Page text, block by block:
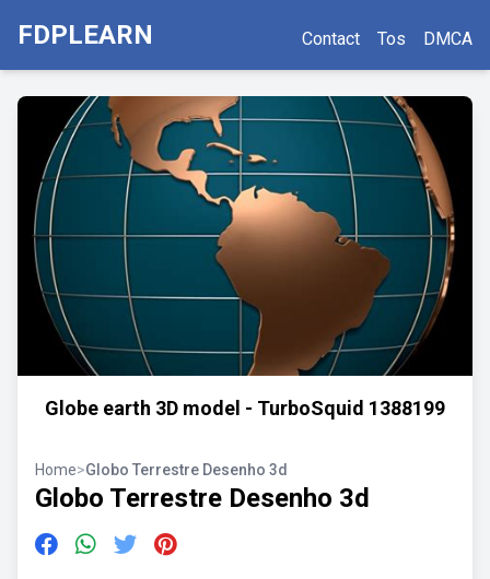
FDPLEARN Contact Tos DMCA
Globe earth 3D model - TurboSquid 1388199
Home>Globo Terrestre Desenho 3d
Globo Terrestre Desenho 3d